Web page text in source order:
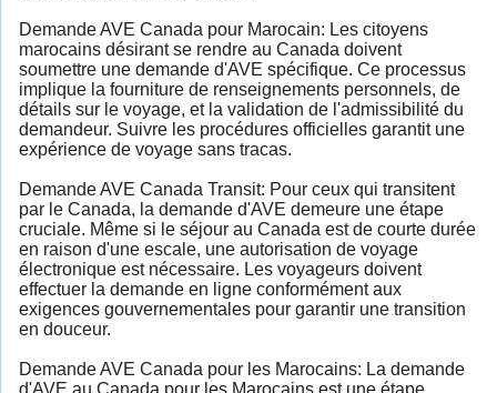
Demande AVE Canada pour Marocain: Les citoyens
marocains désirant se rendre au Canada doivent
soumettre une demande d'AVE spécifique. Ce processus
implique la fourniture de renseignements personnels, de
détails sur le voyage, et la validation de l'admissibilité du
demandeur. Suivre les procédures officielles garantit une
expérience de voyage sans tracas.
Demande AVE Canada Transit: Pour ceux qui transitent
par le Canada, la demande d'AVE demeure une étape
cruciale. Même si le séjour au Canada est de courte durée
en raison d'une escale, une autorisation de voyage
électronique est nécessaire. Les voyageurs doivent
effectuer la demande en ligne conformément aux
exigences gouvernementales pour garantir une transition
en douceur.
Demande AVE Canada pour les Marocains: La demande
d'AVE au Canada pour les Marocains est une étape